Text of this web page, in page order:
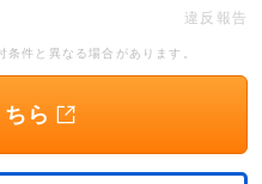
違反報告
件と異なる場合があります。
ら